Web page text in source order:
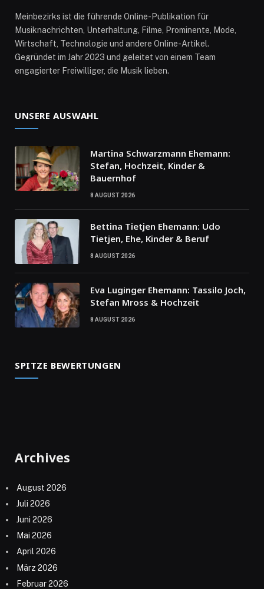
Meinbezirks ist die führende Online-Publikation für
Musiknachrichten, Unterhaltung, Filme, Prominente, Mode,
Wirtschaft, Technologie und andere Online-Artikel.
Gegründet im Jahr 2023 und geleitet von einem Team
engagierter Freiwilliger, die Musik lieben.
UNSERE AUSWAHL
Martina Schwarzmann Ehemann:
Stefan, Hochzeit, Kinder &
Bauernhof
8 AUGUST 2026
Bettina Tietjen Ehemann: Udo
Tietjen, Ehe, Kinder & Beruf
8 AUGUST 2026
Eva Luginger Ehemann: Tassilo Joch,
Stefan Mross & Hochzeit
8 AUGUST 2026
SPITZE BEWERTUNGEN
Archives
August 2026
Juli 2026
Juni 2026
Mai 2026
April 2026
März 2026
Februar 2026